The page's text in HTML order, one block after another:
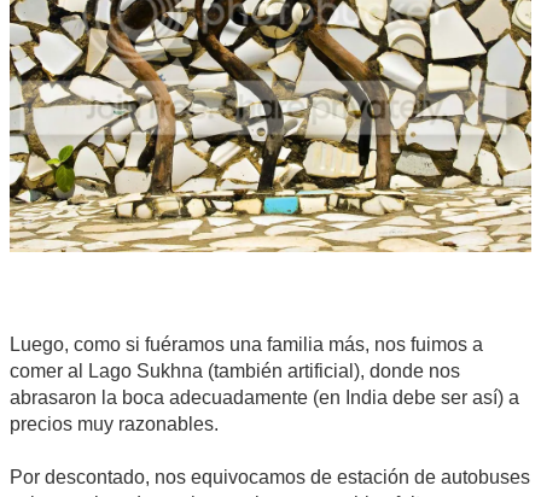
Luego, como si fuéramos una familia más, nos fuimos a
comer al Lago Sukhna (también artificial), donde nos
abrasaron la boca adecuadamente (en India debe ser así) a
precios muy razonables.
Por descontado, nos equivocamos de estación de autobuses